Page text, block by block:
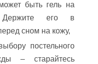
быть гель на
его в
сном на кожу,
постельного
– старайтесь